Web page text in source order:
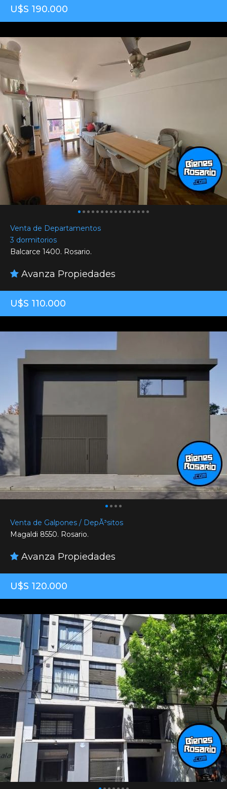
U$S 190.000
Venta de Departamentos
3 dormitorios
Balcarce 1400. Rosario.
Avanza Propiedades
U$S 110.000
Venta de Galpones / DepÃ³sitos
Magaldi 8550. Rosario.
Avanza Propiedades
U$S 120.000